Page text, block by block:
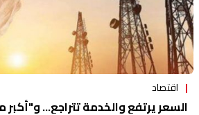
اقتصاد
السعر يرتفع والخدمة تتراجع... و"أكبر